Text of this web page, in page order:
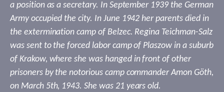
a position as a secretary. In September 1939 the German
Army occupied the city. In June 1942 her parents died in
the extermination camp of Belzec. Regina Teichman-Salz
was sent to the forced labor camp of Plaszow in a suburb
of Krakow, where she was hanged in front of other
prisoners by the notorious camp commander Amon Göth,
on March 5th, 1943. She was 21 years old.